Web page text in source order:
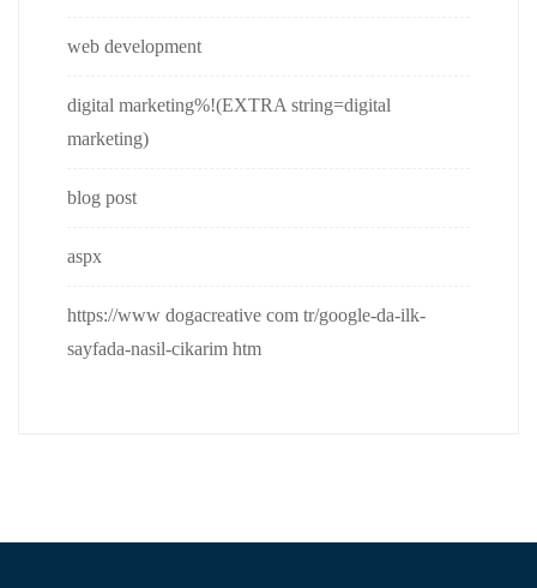
web development
digital marketing%!(EXTRA string=digital
marketing)
blog post
aspx
https://www dogacreative com tr/google-da-ilk-
sayfada-nasil-cikarim htm